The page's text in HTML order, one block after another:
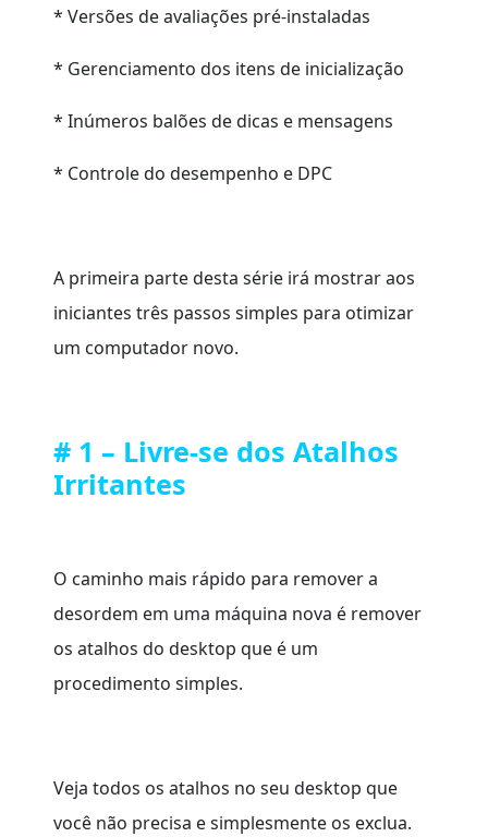
* Versões de avaliações pré-instaladas
* Gerenciamento dos itens de inicialização
* Inúmeros balões de dicas e mensagens
* Controle do desempenho e DPC
A primeira parte desta série irá mostrar aos
iniciantes três passos simples para otimizar
um computador novo.
# 1 – Livre-se dos Atalhos
Irritantes
O caminho mais rápido para remover a
desordem em uma máquina nova é remover
os atalhos do desktop que é um
procedimento simples.
Veja todos os atalhos no seu desktop que
você não precisa e simplesmente os exclua.